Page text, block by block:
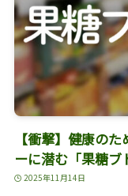
【衝撃】健康の
ーに潜む「果糖
2025年11月14日